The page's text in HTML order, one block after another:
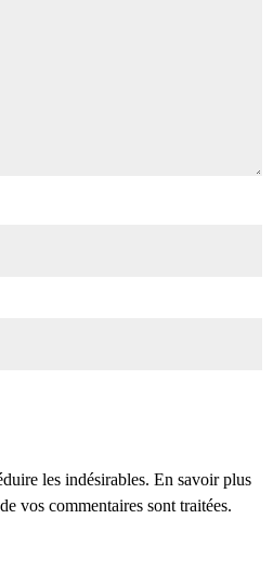
les indésirables. En savoir plus
vos commentaires sont traitées.